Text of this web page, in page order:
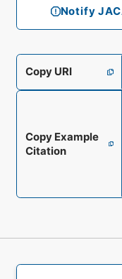
Notify
Copy URI
Copy Example
Citation